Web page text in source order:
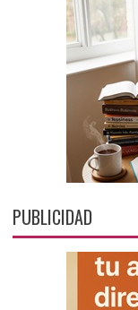
PUBLICIDAD